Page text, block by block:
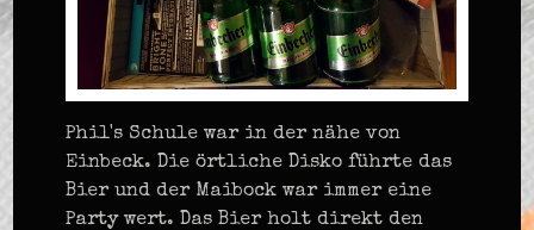
Phil's Schule war in der nähe von
Einbeck. Die örtliche Disko führte das
Bier und der Maibock war immer eine
Party wert. Das Bier holt direkt den